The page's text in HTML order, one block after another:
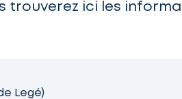
trouverez ici les
Legé)